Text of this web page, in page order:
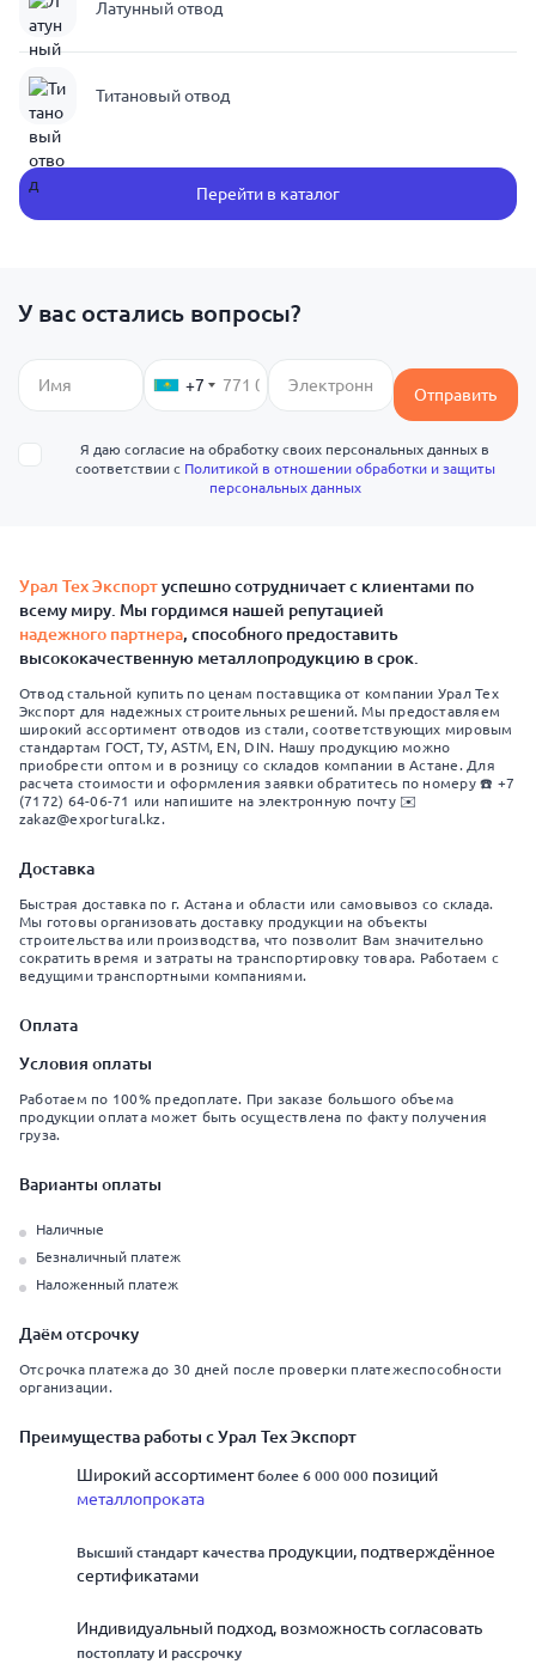
Латунный отвод
Титановый отвод
Перейти в каталог
У вас остались вопросы?
+7 Отправить
Я даю согласие на обработку своих персональных данных в
соответствии с Политикой в отношении обработки и защиты
персональных данных
Урал Тех Экспортуспешно сотрудничает с клиентами по
всему миру. Мы гордимся нашей репутацией
надежного партнера, способного предоставить
высококачественную металлопродукцию в срок.
Отвод стальной купить по ценам поставщика от компании Урал Тех
Экспорт для надежных строительных решений. Мы предоставляем
широкий ассортимент отводов из стали, соответствующих мировым
стандартам ГОСТ, ТУ, ASTM, EN, DIN. Нашу продукцию можно
приобрести оптом и в розницу со складов компании в Астане. Для
расчета стоимости и оформления заявки обратитесь по номеру ☎️ +7
(7172) 64-06-71 или напишите на электронную почту ✉️
zakaz@exportural.kz.
Доставка
Быстрая доставка по г. Астана и области или самовывоз со склада.
Мы готовы организовать доставку продукции на объекты
строительства или производства, что позволит Вам значительно
сократить время и затраты на транспортировку товара. Работаем с
ведущими транспортными компаниями.
Оплата
Условия оплаты
Работаем по 100% предоплате. При заказе большого объема
продукции оплата может быть осуществлена по факту получения
груза.
Варианты оплаты
Наличные
Безналичный платеж
Наложенный платеж
Даём отсрочку
Отсрочка платежа до 30 дней после проверки платежеспособности
организации.
Преимущества работы с Урал Тех Экспорт
Широкий ассортиментболее 6 000 000 позиций
металлопроката
Высший стандарт качества продукции, подтверждённое
сертификатами
Индивидуальный подход, возможность согласовать
постоплату и рассрочку